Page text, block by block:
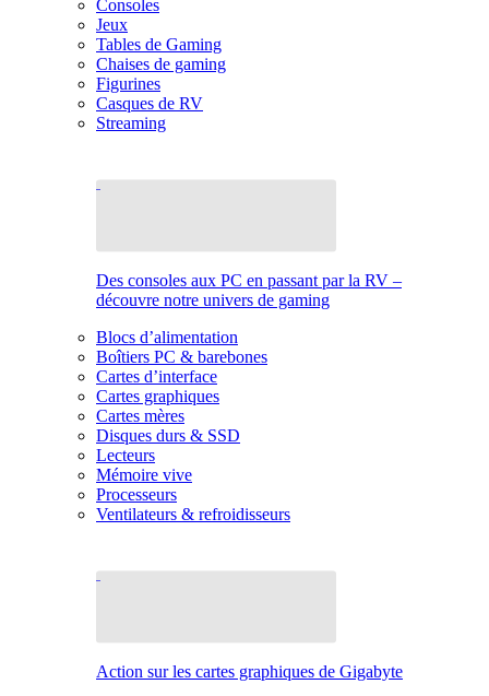
Consoles
Jeux
Tables de Gaming
Chaises de gaming
Figurines
Casques de RV
Streaming
Des consoles aux PC en passant par la RV –
découvre notre univers de gaming
Blocs d’alimentation
Boîtiers PC & barebones
Cartes d’interface
Cartes graphiques
Cartes mères
Disques durs & SSD
Lecteurs
Mémoire vive
Processeurs
Ventilateurs & refroidisseurs
Action sur les cartes graphiques de Gigabyte